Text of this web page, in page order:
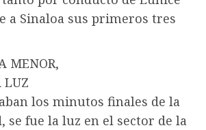
a Sinaloa sus primeros tres
MENOR,
LUZ
los minutos finales de la
fue la luz en el sector de la